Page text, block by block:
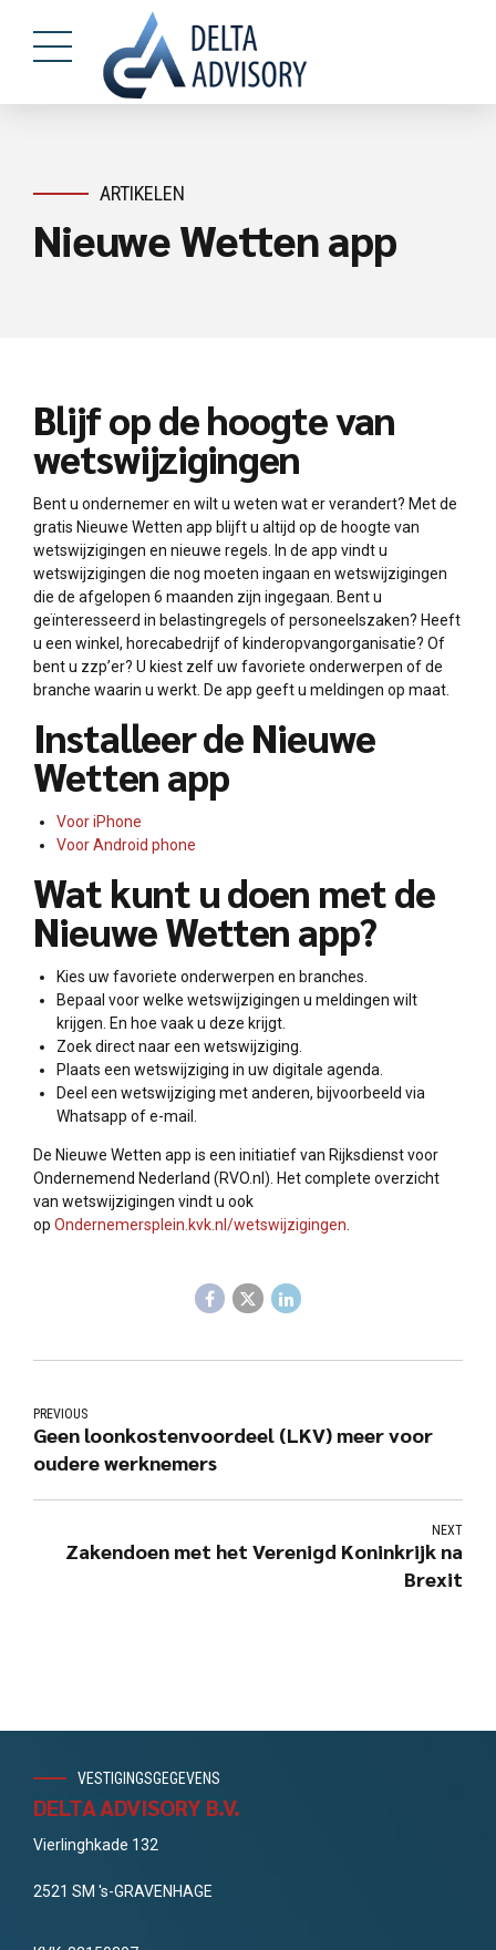
ARTIKELEN
Nieuwe Wetten app
Blijf op de hoogte van
wetswijzigingen
Bent u ondernemer en wilt u weten wat er verandert? Met de
gratis Nieuwe Wetten app blijft u altijd op de hoogte van
wetswijzigingen en nieuwe regels. In de app vindt u
wetswijzigingen die nog moeten ingaan en wetswijzigingen
die de afgelopen 6 maanden zijn ingegaan. Bent u
geïnteresseerd in belastingregels of personeelszaken? Heeft
u een winkel, horecabedrijf of kinderopvangorganisatie? Of
bent u zzp’er? U kiest zelf uw favoriete onderwerpen of de
branche waarin u werkt. De app geeft u meldingen op maat.
Installeer de Nieuwe
Wetten app
Voor iPhone
Voor Android phone
Wat kunt u doen met de
Nieuwe Wetten app?
Kies uw favoriete onderwerpen en branches.
Bepaal voor welke wetswijzigingen u meldingen wilt
krijgen. En hoe vaak u deze krijgt.
Zoek direct naar een wetswijziging.
Plaats een wetswijziging in uw digitale agenda.
Deel een wetswijziging met anderen, bijvoorbeeld via
Whatsapp of e-mail.
De Nieuwe Wetten app is een initiatief van Rijksdienst voor
Ondernemend Nederland (RVO.nl). Het complete overzicht
van wetswijzigingen vindt u ook
op Ondernemersplein.kvk.nl/wetswijzigingen
PREVIOUS
Geen loonkostenvoordeel (LKV) meer voor
oudere werknemers
NEXT
Zakendoen met het Verenigd Koninkrijk na
Brexit
VESTIGINGSGEGEVENS
DELTA ADVISORY B.V.
Vierlinghkade 132
2521 SM 's-GRAVENHAGE